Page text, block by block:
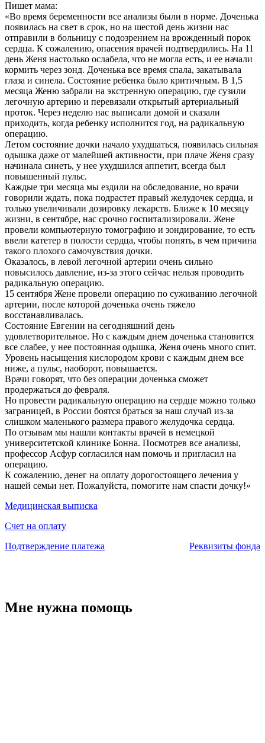
Пишет мама:
«Во время беременности все анализы были в норме. Доченька
появилась на свет в срок, но на шестой день жизни нас
отправили в больницу с подозрением на врожденный порок
сердца. К сожалению, опасения врачей подтвердились. На 11
день Женя настолько ослабела, что не могла есть, и ее начали
кормить через зонд. Доченька все время спала, закатывала
глаза и синела. Состояние ребенка было критичным. В 1,5
месяца Женю забрали на экстренную операцию, где сузили
легочную артерию и перевязали открытый артериальный
проток. Через неделю нас выписали домой и сказали
приходить, когда ребенку исполнится год, на радикальную
операцию.
Летом состояние дочки начало ухудшаться, появилась сильная
одышка даже от малейшей активности, при плаче Женя сразу
начинала синеть, у нее ухудшился аппетит, всегда был
повышенный пульс.
Каждые три месяца мы ездили на обследование, но врачи
говорили ждать, пока подрастет правый желудочек сердца, и
только увеличивали дозировку лекарств. Ближе к 10 месяцу
жизни, в сентябре, нас срочно госпитализировали. Жене
провели компьютерную томографию и зондирование, то есть
ввели катетер в полости сердца, чтобы понять, в чем причина
такого плохого самочувствия дочки.
Оказалось, в левой легочной артерии очень сильно
повысилось давление, из-за этого сейчас нельзя проводить
радикальную операцию.
15 сентября Жене провели операцию по суживанию легочной
артерии, после которой доченька очень тяжело
восстанавливалась.
Состояние Евгении на сегодняшний день
удовлетворительное. Но с каждым днем доченька становится
все слабее, у нее постоянная одышка, Женя очень много спит.
Уровень насыщения кислородом крови с каждым днем все
ниже, а пульс, наоборот, повышается.
Врачи говорят, что без операции доченька сможет
продержаться до февраля.
Но провести радикальную операцию на сердце можно только
заграницей, в России боятся браться за наш случай из-за
слишком маленького размера правого желудочка сердца.
По отзывам мы нашли контакты врачей в немецкой
университетской клинике Бонна. Посмотрев все анализы,
профессор Асфур согласился нам помочь и пригласил на
операцию.
К сожалению, денег на оплату дорогостоящего лечения у
нашей семьи нет. Пожалуйста, помогите нам спасти дочку!»
Медицинская выписка
Счет на оплату
Подтверждение платежа
Реквизиты фонда
Мне нужна помощь